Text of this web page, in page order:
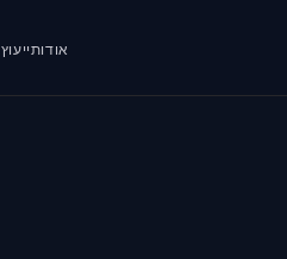
אודותייעוץ